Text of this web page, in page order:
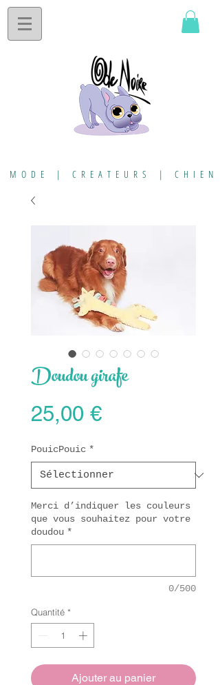
MODE | CREATEURS | CHIEN
Doudou girafe
25,00 €Prix
PouicPouic *
Merci d’indiquer les couleurs
que vous souhaitez pour votre
doudou *
0/500
Quantité *
Ajouter au panier